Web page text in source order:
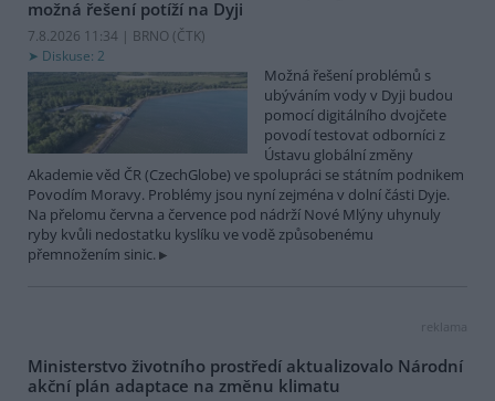
možná řešení potíží na Dyji
7.8.2026 11:34 | BRNO (ČTK)
Diskuse: 2
Možná řešení problémů s
ubýváním vody v Dyji budou
pomocí digitálního dvojčete
povodí testovat odborníci z
Ústavu globální změny
Akademie věd ČR (CzechGlobe) ve spolupráci se státním podnikem
Povodím Moravy. Problémy jsou nyní zejména v dolní části Dyje.
Na přelomu června a července pod nádrží Nové Mlýny uhynuly
ryby kvůli nedostatku kyslíku ve vodě způsobenému
přemnožením sinic.
reklama
Ministerstvo životního prostředí aktualizovalo Národní
akční plán adaptace na změnu klimatu